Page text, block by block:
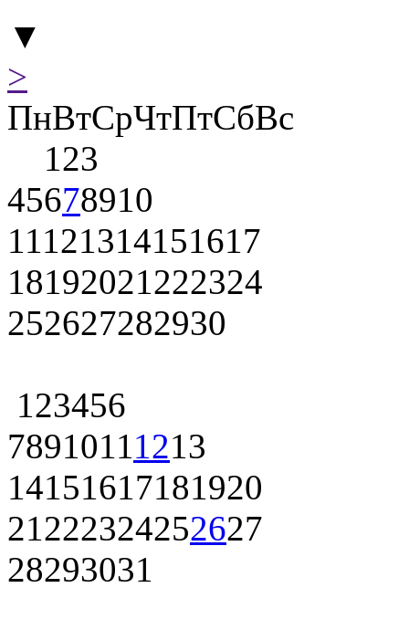
▼
>
ПнВтСрЧтПтСбВс
123
45678910
11121314151617
18192021222324
252627282930
123456
78910111213
14151617181920
21222324252627
28293031